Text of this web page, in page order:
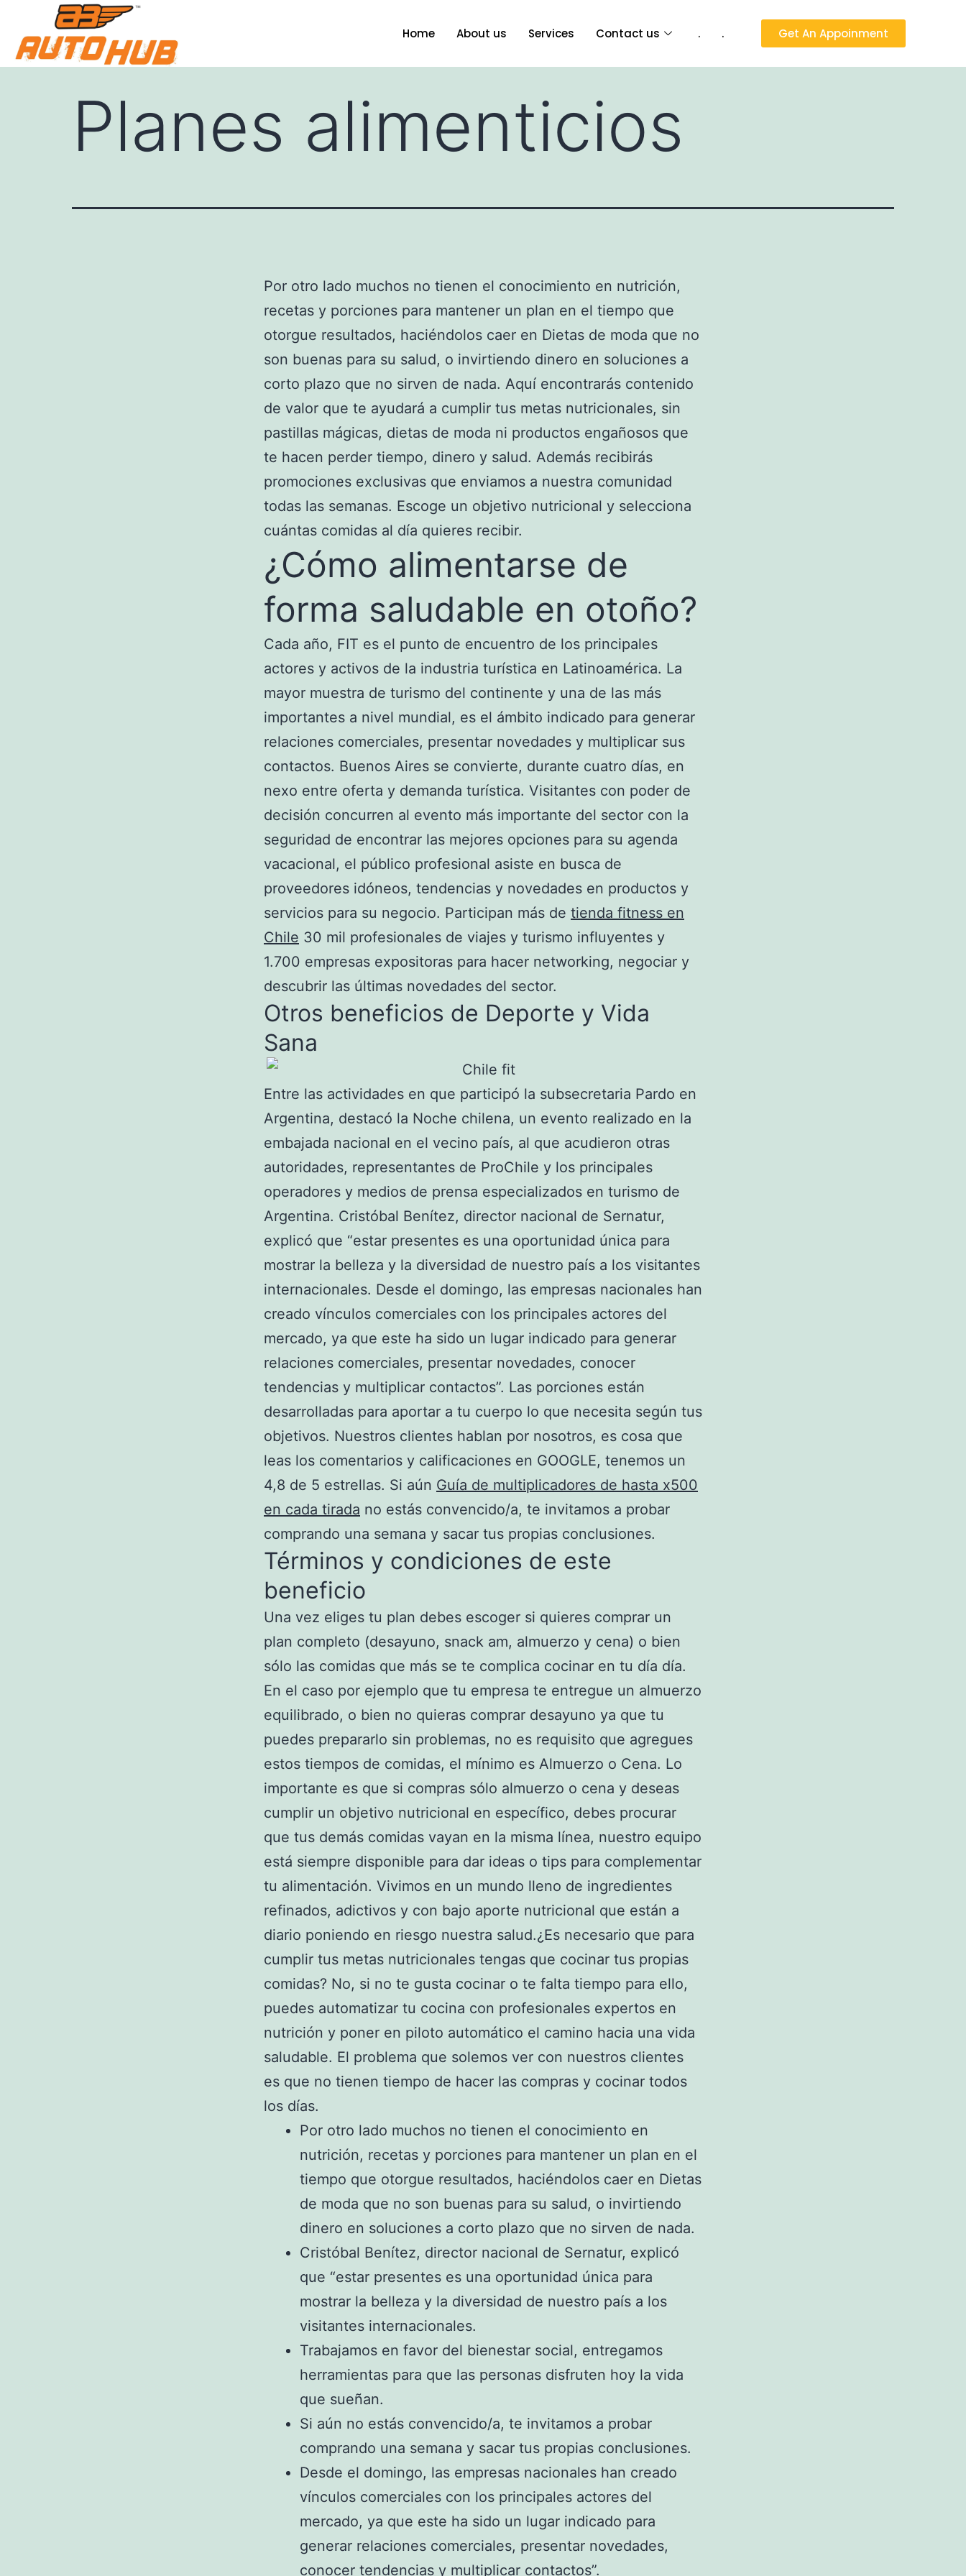
Home About us Services Contact us . . Get An Appoinment
Planes alimenticios
Por otro lado muchos no tienen el conocimiento en nutrición,
recetas y porciones para mantener un plan en el tiempo que
otorgue resultados, haciéndolos caer en Dietas de moda que no
son buenas para su salud, o invirtiendo dinero en soluciones a
corto plazo que no sirven de nada. Aquí encontrarás contenido
de valor que te ayudará a cumplir tus metas nutricionales, sin
pastillas mágicas, dietas de moda ni productos engañosos que
te hacen perder tiempo, dinero y salud. Además recibirás
promociones exclusivas que enviamos a nuestra comunidad
todas las semanas. Escoge un objetivo nutricional y selecciona
cuántas comidas al día quieres recibir.
¿Cómo alimentarse de
forma saludable en otoño?
Cada año, FIT es el punto de encuentro de los principales
actores y activos de la industria turística en Latinoamérica. La
mayor muestra de turismo del continente y una de las más
importantes a nivel mundial, es el ámbito indicado para generar
relaciones comerciales, presentar novedades y multiplicar sus
contactos. Buenos Aires se convierte, durante cuatro días, en
nexo entre oferta y demanda turística. Visitantes con poder de
decisión concurren al evento más importante del sector con la
seguridad de encontrar las mejores opciones para su agenda
vacacional, el público profesional asiste en busca de
proveedores idóneos, tendencias y novedades en productos y
servicios para su negocio. Participan más de tienda fitness en
Chile 30 mil profesionales de viajes y turismo influyentes y
1.700 empresas expositoras para hacer networking, negociar y
descubrir las últimas novedades del sector.
Otros beneficios de Deporte y Vida
Sana
Entre las actividades en que participó la subsecretaria Pardo en
Argentina, destacó la Noche chilena, un evento realizado en la
embajada nacional en el vecino país, al que acudieron otras
autoridades, representantes de ProChile y los principales
operadores y medios de prensa especializados en turismo de
Argentina. Cristóbal Benítez, director nacional de Sernatur,
explicó que “estar presentes es una oportunidad única para
mostrar la belleza y la diversidad de nuestro país a los visitantes
internacionales. Desde el domingo, las empresas nacionales han
creado vínculos comerciales con los principales actores del
mercado, ya que este ha sido un lugar indicado para generar
relaciones comerciales, presentar novedades, conocer
tendencias y multiplicar contactos”. Las porciones están
desarrolladas para aportar a tu cuerpo lo que necesita según tus
objetivos. Nuestros clientes hablan por nosotros, es cosa que
leas los comentarios y calificaciones en GOOGLE, tenemos un
4,8 de 5 estrellas. Si aún Guía de multiplicadores de hasta x500
en cada tirada no estás convencido/a, te invitamos a probar
comprando una semana y sacar tus propias conclusiones.
Términos y condiciones de este
beneficio
Una vez eliges tu plan debes escoger si quieres comprar un
plan completo (desayuno, snack am, almuerzo y cena) o bien
sólo las comidas que más se te complica cocinar en tu día día.
En el caso por ejemplo que tu empresa te entregue un almuerzo
equilibrado, o bien no quieras comprar desayuno ya que tu
puedes prepararlo sin problemas, no es requisito que agregues
estos tiempos de comidas, el mínimo es Almuerzo o Cena. Lo
importante es que si compras sólo almuerzo o cena y deseas
cumplir un objetivo nutricional en específico, debes procurar
que tus demás comidas vayan en la misma línea, nuestro equipo
está siempre disponible para dar ideas o tips para complementar
tu alimentación. Vivimos en un mundo lleno de ingredientes
refinados, adictivos y con bajo aporte nutricional que están a
diario poniendo en riesgo nuestra salud.¿Es necesario que para
cumplir tus metas nutricionales tengas que cocinar tus propias
comidas? No, si no te gusta cocinar o te falta tiempo para ello,
puedes automatizar tu cocina con profesionales expertos en
nutrición y poner en piloto automático el camino hacia una vida
saludable. El problema que solemos ver con nuestros clientes
es que no tienen tiempo de hacer las compras y cocinar todos
los días.
Por otro lado muchos no tienen el conocimiento en
nutrición, recetas y porciones para mantener un plan en el
tiempo que otorgue resultados, haciéndolos caer en Dietas
de moda que no son buenas para su salud, o invirtiendo
dinero en soluciones a corto plazo que no sirven de nada.
Cristóbal Benítez, director nacional de Sernatur, explicó
que “estar presentes es una oportunidad única para
mostrar la belleza y la diversidad de nuestro país a los
visitantes internacionales.
Trabajamos en favor del bienestar social, entregamos
herramientas para que las personas disfruten hoy la vida
que sueñan.
Si aún no estás convencido/a, te invitamos a probar
comprando una semana y sacar tus propias conclusiones.
Desde el domingo, las empresas nacionales han creado
vínculos comerciales con los principales actores del
mercado, ya que este ha sido un lugar indicado para
generar relaciones comerciales, presentar novedades,
conocer tendencias y multiplicar contactos”.